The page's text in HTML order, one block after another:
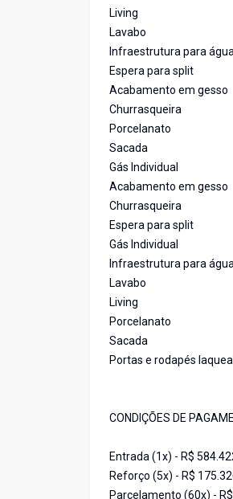
Living
Lavabo
Infraestrutura para
Espera para split
Acabamento em gesso
Churrasqueira
Porcelanato
Sacada
Gás Individual
Acabamento em gesso
Churrasqueira
Espera para split
Gás Individual
Infraestrutura para
Lavabo
Living
Porcelanato
Sacada
Portas e rodapés
CONDIÇÕES DE
Entrada (1x) - R$
Reforço (5x) - R$
Parcelamento (60x) -